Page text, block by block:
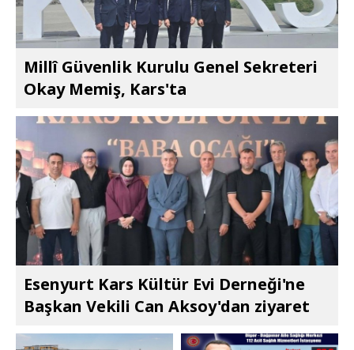
Millî Güvenlik Kurulu Genel Sekreteri
Okay Memiş, Kars'ta
Esenyurt Kars Kültür Evi Derneği'ne
Başkan Vekili Can Aksoy'dan ziyaret